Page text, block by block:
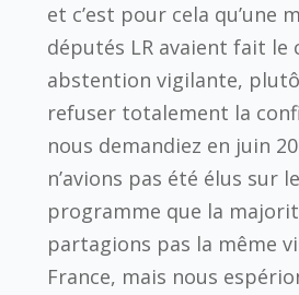
et c’est pour cela qu’une
députés LR avaient fait le
abstention vigilante,
refuser totalement la
nous demandiez en juin
n’avions pas été élus sur
programme que la
partagions pas la même
France, mais nous